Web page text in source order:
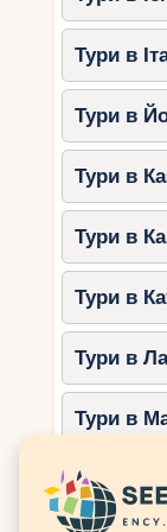
точка, то
церемонію:
скелю,
для
що
Пляж
У 15
село
на
Тури в
Тури в
Тури в
Тури в
Тури в
Тури в
Тури в
Тури в